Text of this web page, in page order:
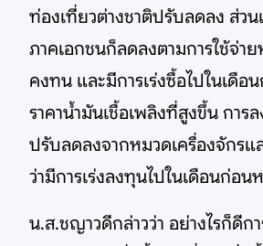
ท่องเที่ยวต่างชาติปรับลดลง ส่วน
ภาคเอกชนก็ลดลงตามการใช้จ่า
คงทน และมีการเร่งซื้อไปในเดือ
ราคาน้ำมันเชื้อเพลิงที่สูงขึ้น การ
ปรับลดลงจากหมวดเครื่องจักรแ
ว่ามีการเร่งลงทุนไปในเดือนก่อน
น.ส.ชญาวดีกล่าวว่า อย่างไรก็ดีก